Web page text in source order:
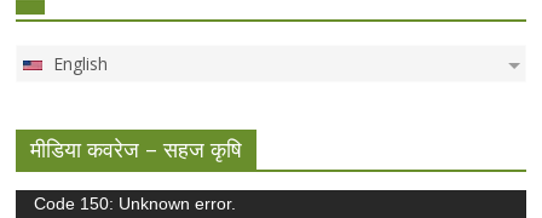
English
मीडिया कवरेज – सहज कृषि
Video
Code 150: Unknown error.